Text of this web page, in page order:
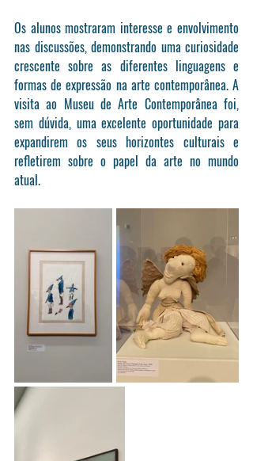
Os alunos mostraram interesse e envolvimento
nas discussões, demonstrando uma curiosidade
crescente sobre as diferentes linguagens e
formas de expressão na arte contemporânea. A
visita ao Museu de Arte Contemporânea foi,
sem dúvida, uma excelente oportunidade para
expandirem os seus horizontes culturais e
refletirem sobre o papel da arte no mundo
atual.